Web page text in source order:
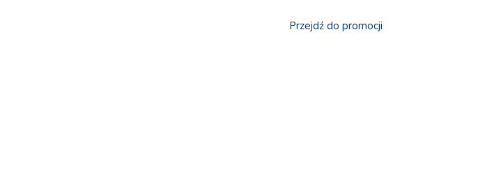
Przejdź do promocji